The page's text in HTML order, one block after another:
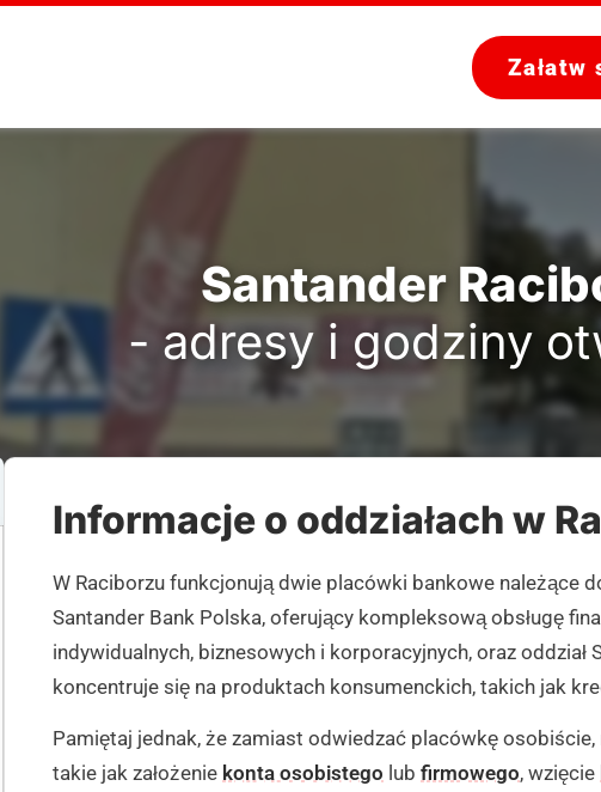
Załatw
Santander
- adresy i godziny
Informacje o oddziałach w
W Raciborzu funkcjonują dwie placówki bankowe należące
Santander Bank Polska, oferujący kompleksową obsługę
indywidualnych, biznesowych i korporacyjnych, oraz oddział
koncentruje się na produktach konsumenckich, takich jak
Pamiętaj jednak, że zamiast odwiedzać placówkę
takie jak założenie konta osobistego lub firmowego, wzięcie